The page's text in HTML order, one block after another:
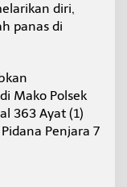
diri,
panas di
Mako Polsek
363 Ayat (1)
Penjara 7